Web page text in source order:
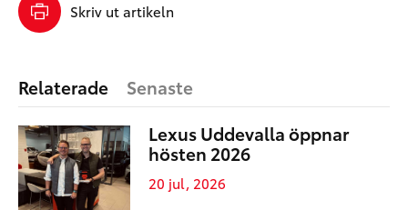
Skriv ut artikeln
Relaterade
Senaste
Lexus Uddevalla öppnar
hösten 2026
20 jul, 2026